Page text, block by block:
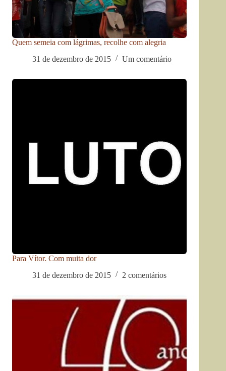
Quem semeia com lágrimas, recolhe com alegria
31 de dezembro de 2015
Um comentário
Para Vítor. Com muita dor
31 de dezembro de 2015
2 comentários